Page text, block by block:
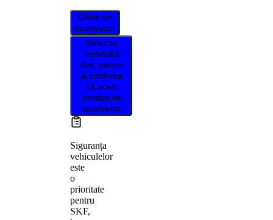
Găsiți un
distribuitor
Selectați
vehiculul
dvs. pentru
a confirma
că acest
produs se
potrivește
Siguranța
vehiculelor
este
o
prioritate
pentru
SKF,